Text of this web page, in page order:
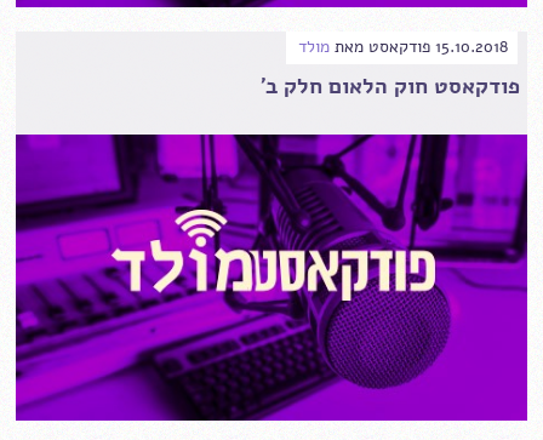
15.10.2018 פודקאסט מאת מולד
פודקאסט חוק הלאום חלק ב'